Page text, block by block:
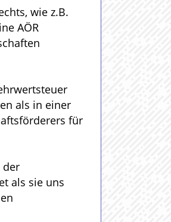
wie z.B.
AÖR
als in einer
für
der
als sie uns